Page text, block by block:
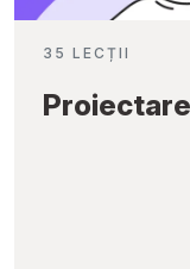
35 LECȚII